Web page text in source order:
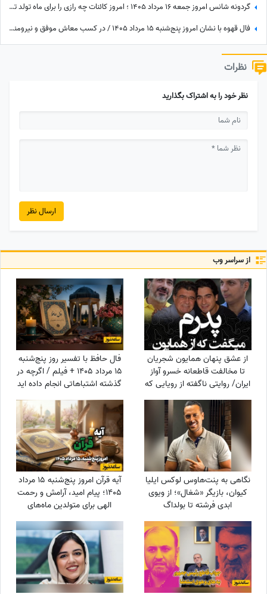
گردونه شانس امروز جمعه 16 مرداد 1405 ؛ امروز کائنات چه رازی را برای ماه تولد تو فاش کرده؟
فال قهوه با نشان امروز پنج‌شنبه 15 مرداد 1405 / در کسب معاش موفق و نیرومند هستید و بر دشمنان غلبه می‌کنید مخصوصا بر ...
نظرات
نظر خود را به اشتراک بگذارید
ارسال نظر
از سراسر وب
از عشق پنهان همایون شجریان
تا مخالفت قاطعانه خسرو آواز
ایران/ روایتی ناگفته از رویایی که
در سایه موسیقی ماند!
فال حافظ با تفسیر روز پنج‌شنبه
15 مرداد 1405 + فیلم / اگرچه در
گذشته اشتباهاتی انجام داده اید
اما به زودی دوران غم و اندوه
تمام می شود
نگاهی به پنت‌هاوس لوکس ایلیا
کیوان، بازیگر «شغال»؛ از ویوی
ابدی فرشته تا بولداگ
دوست‌داشتنی و دکوراسیون
چشم‌نواز
آیه قرآن امروز پنج‌شنبه 15 مرداد
1405؛ پیام امید، آرامش و رحمت
الهی برای متولدین ماه‌های
مختلف